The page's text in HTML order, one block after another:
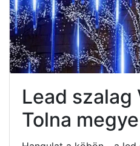
Lead szalag
Tolna megye